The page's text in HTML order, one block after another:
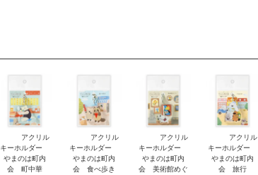
アクリル
キーホルダー
やまのは町内
会 町中華
アクリル
キーホルダー
やまのは町内
会 食べ歩き
アクリル
キーホルダー
やまのは町内
会 美術館めぐ
アクリル
キーホルダー
やまのは町内
会 旅行